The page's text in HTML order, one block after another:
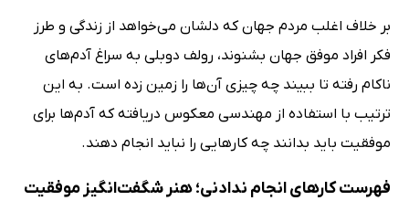
بر خلاف اغلب مردم جهان که دلشان می‌خواهد از زندگی و طرز
فکر افراد موفق جهان بشنوند، رولف دوبلی به سراغ آدم‌های
ناکام رفته تا ببیند چه چیزی آن‌ها را زمین زده است. به این
ترتیب با استفاده از مهندسی معکوس دریافته که آدم‌ها برای
موفقیت باید بدانند چه کارهایی را نباید انجام دهند.
فهرست کارهای انجام ندادنی؛ هنر شگفت‌انگیز موفقیت